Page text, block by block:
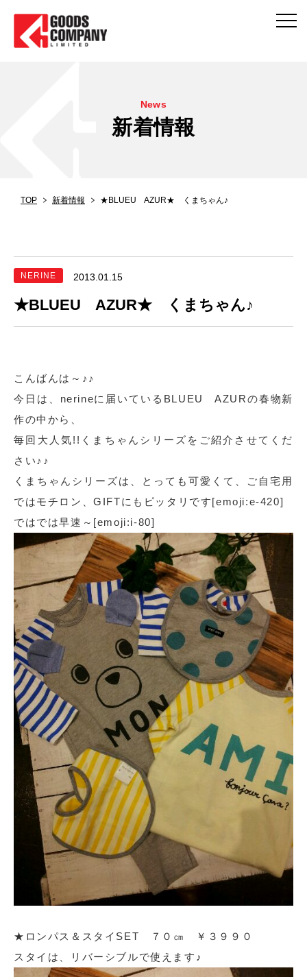
News
新着情報
TOP 新着情報 ★BLUEU AZUR★ くまちゃん♪
NERINE 2013.01.15
★BLUEU AZUR★ くまちゃん♪
こんばんは～♪♪
今日は、nerineに届いているBLUEU AZURの春物新
作の中から、
毎回大人気!!くまちゃんシリーズをご紹介させてくだ
さい♪♪
くまちゃんシリーズは、とっても可愛くて、ご自宅用
ではモチロン、GIFTにもピッタリです[emoji:e-420]
ではでは早速～[emoji:i-80]
★ロンパス＆スタイSET ７０㎝ ￥３９９０
スタイは、リバーシブルで使えます♪